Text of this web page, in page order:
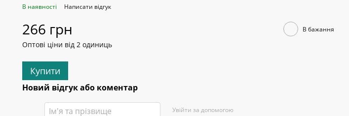
В наявності Написати відгук
266 грн В бажання
Оптові ціни від 2 одиниць
Купити
Новий відгук або коментар
Увійти за допомогою